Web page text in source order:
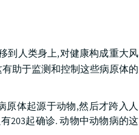
到人类身上,对健康构成重大风
助于监测和控制这些病原体的
原体起源于动物,然后才跨入人
203起确诊. 动物中动物病的这